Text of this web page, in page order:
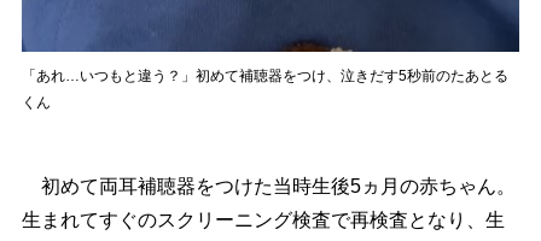
「あれ…いつもと違う？」初めて補聴器をつけ、泣きだす5秒前のたあとる
くん
初めて両耳補聴器をつけた当時生後5ヵ月の赤ちゃん。
生まれてすぐのスクリーニング検査で再検査となり、生